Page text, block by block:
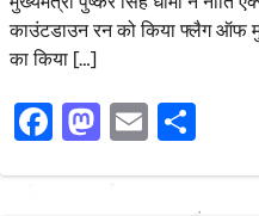
काउंटडाउन रन को किया फ्लैग ऑफ
का किया […]
Facebook
Mastodon
Email